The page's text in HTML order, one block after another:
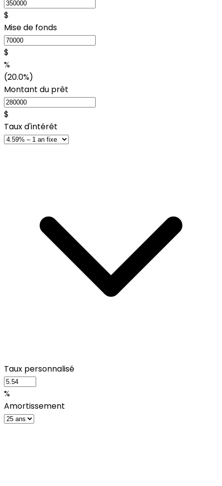
$
Mise de fonds
$
%
(20.0%)
Montant du prêt
$
Taux d'intérêt
Taux personnalisé
%
Amortissement